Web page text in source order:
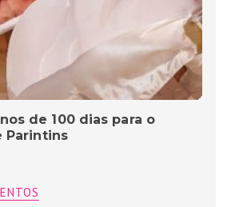
de 100 dias para o
Parintins